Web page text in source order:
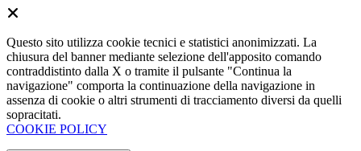
Questo sito utilizza cookie tecnici e statistici anonimizzati. La
chiusura del banner mediante selezione dell'apposito comando
contraddistinto dalla X o tramite il pulsante "Continua la
navigazione" comporta la continuazione della navigazione in
assenza di cookie o altri strumenti di tracciamento diversi da quelli
sopracitati.
COOKIE POLICY